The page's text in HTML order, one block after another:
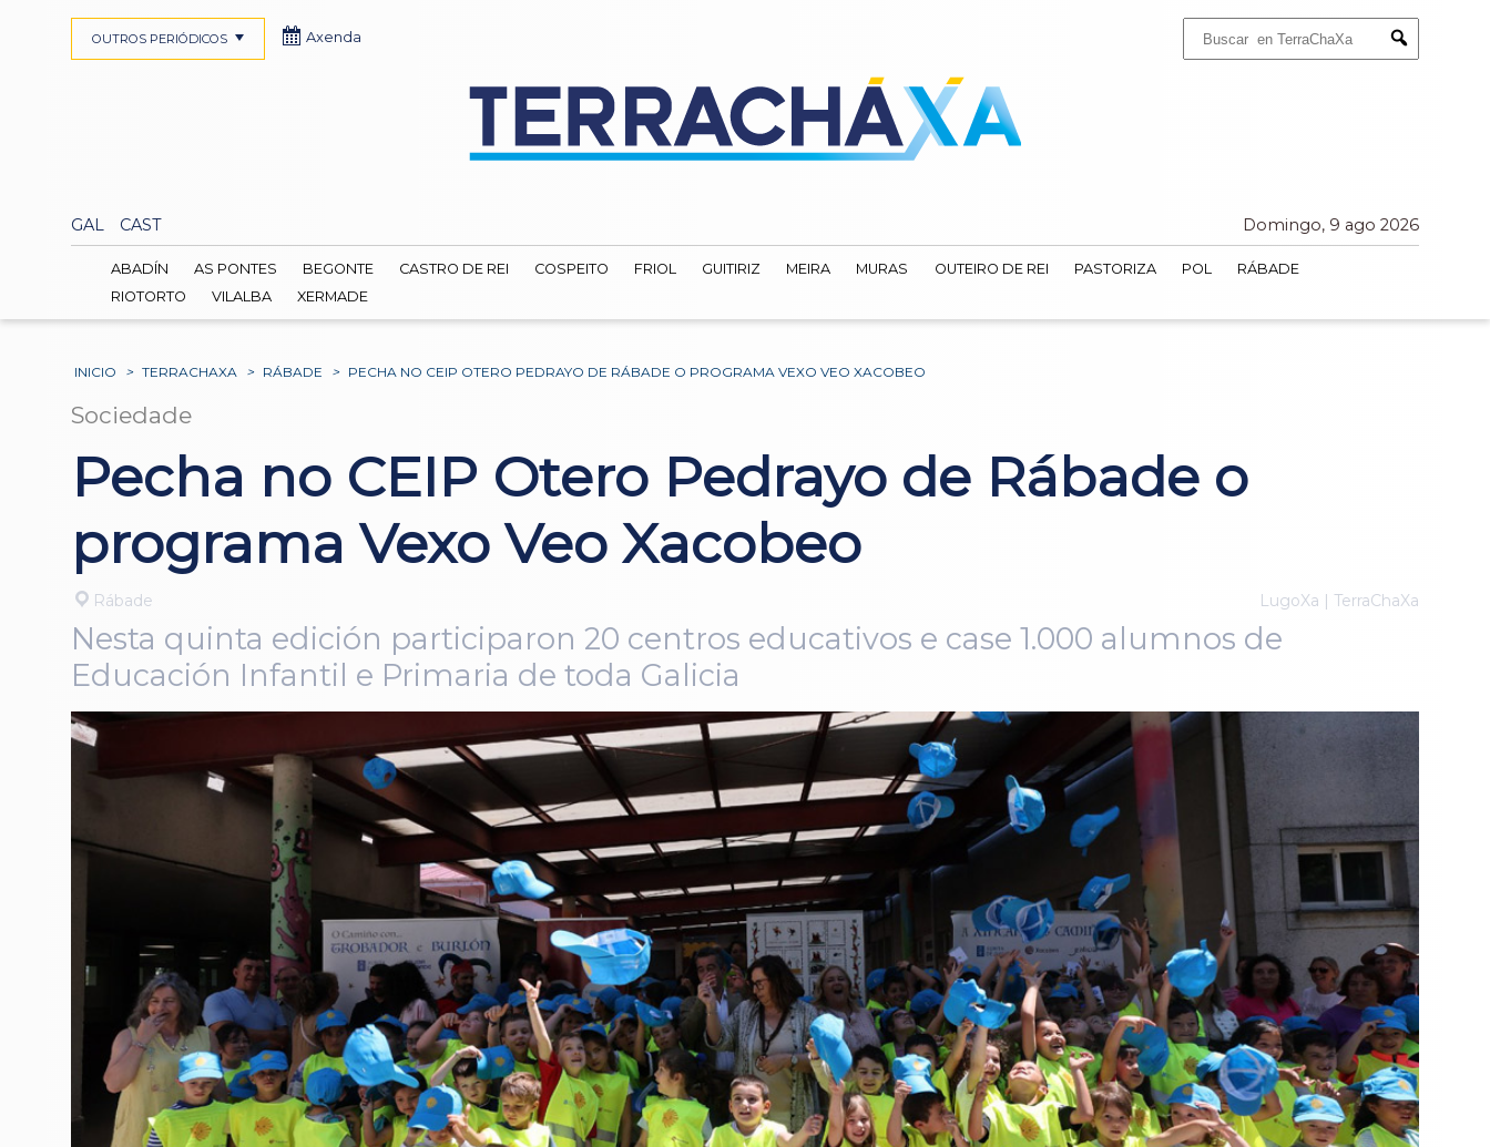
Submit
GAL CAST Domingo, 9 ago 2026
OUTROS PERIÓDICOS Axenda
ABADÍN AS PONTES BEGONTE CASTRO DE REI COSPEITO FRIOL GUITIRIZ MEIRA MURAS OUTEIRO DE REI PASTORIZA POL
RÁBADE
RIOTORTO
VILALBA XERMADE
INICIO > TERRACHAXA > RÁBADE > PECHA NO CEIP OTERO PEDRAYO DE RÁBADE O PROGRAMA VEXO VEO XACOBEO
Sociedade
Pecha no CEIP Otero Pedrayo de Rábade o
programa Vexo Veo Xacobeo
Rábade LugoXa | TerraChaXa
Nesta quinta edición participaron 20 centros educativos e case 1.000 alumnos de
Educación Infantil e Primaria de toda Galicia